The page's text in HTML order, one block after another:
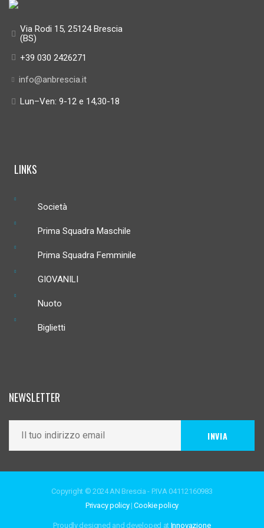
Via Rodi 15, 25124 Brescia
(BS)
+39 030 2426271
info@anbrescia.it
Lun–Ven: 9-12 e 14,30-18
LINKS
Società
Prima Squadra Maschile
Prima Squadra Femminile
GIOVANILI
Nuoto
Biglietti
NEWSLETTER
Copyright © 2024 AN Brescia - P.IVA 04112160983
Privacy policy|Cookie policy
Proudly designed and developed at Innovazione